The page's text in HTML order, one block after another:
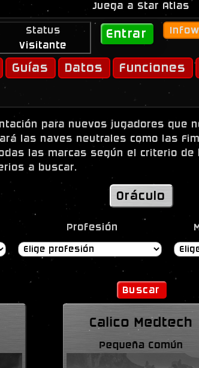
Status
Visitante
Entrar
Guías Datos Funciones
para nuevos jugadores que
las naves neutrales como las
las marcas según el criterio de
a buscar.
Oráculo
Profesión